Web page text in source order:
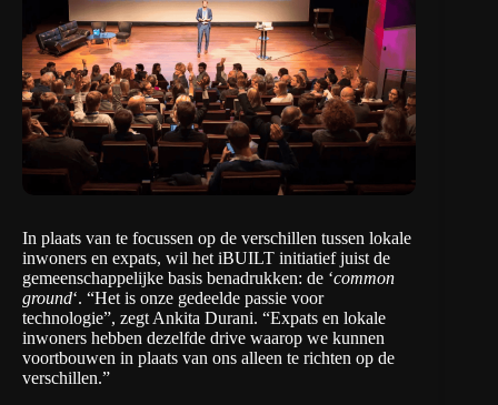
In plaats van te focussen op de verschillen tussen lokale
inwoners en expats, wil het iBUILT initiatiefjuist de
gemeenschappelijke basis benadrukken: de ‘common
ground‘. “Het is onze gedeelde passie voor
technologie”, zegt Ankita Durani. “Expats en lokale
inwoners hebben dezelfde drive waarop we kunnen
voortbouwen in plaats van ons alleen te richten op de
verschillen.”